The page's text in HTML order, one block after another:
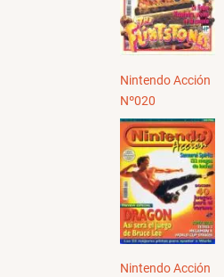
Nintendo Acción
Nº020
Nintendo Acción